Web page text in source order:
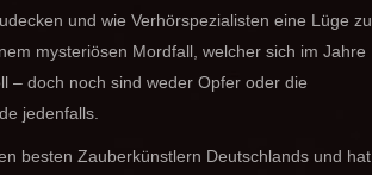
und wie Verhörspezialisten eine Lüge zu
mysteriösen Mordfall, welcher sich im Jahre
– doch noch sind weder Opfer oder die
jedenfalls.
besten Zauberkünstlern Deutschlands und hat